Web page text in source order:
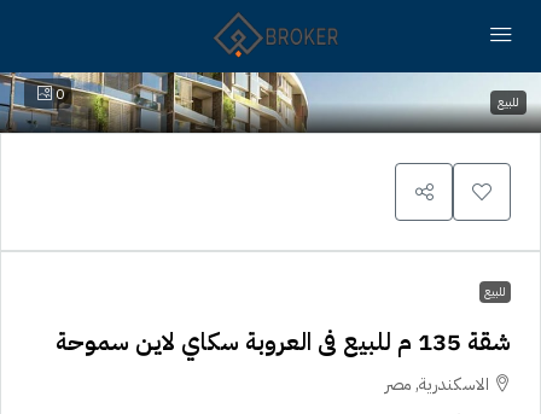
0 للبيع
للبيع
شقة 135 م للبيع فى العروبة سكاي لاين سموحة
الاسكندرية, مصر